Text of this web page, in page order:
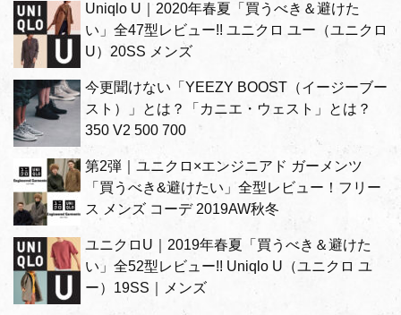
Uniqlo U｜2020年春夏「買うべき＆避けた
い」全47型レビュー!! ユニクロ ユー（ユニクロ
U）20SS メンズ
今更聞けない「YEEZY BOOST（イージーブー
スト）」とは？「カニエ・ウェスト」とは？
350 V2 500 700
第2弾｜ユニクロ×エンジニアド ガーメンツ
「買うべき&避けたい」全型レビュー！フリー
ス メンズ コーデ 2019AW秋冬
ユニクロU｜2019年春夏「買うべき＆避けた
い」全52型レビュー!! Uniqlo U（ユニクロ ユ
ー）19SS｜メンズ